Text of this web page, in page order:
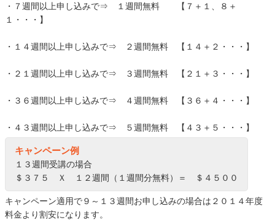
・７週間以上申し込みで⇒ １週間無料 【７＋１、８＋
１・・・】
・１４週間以上申し込みで⇒ ２週間無料 【１４＋２・・・】
・２１週間以上申し込みで⇒ ３週間無料 【２１＋３・・・】
・３６週間以上申し込みで⇒ ４週間無料 【３６＋４・・・】
・４３週間以上申し込みで⇒ ５週間無料 【４３＋５・・・】
キャンペーン例
１３週間受講の場合
＄３７５ Ｘ １２週間（１週間分無料）＝ ＄４５００
キャンペーン適用で９～１３週間お申し込みの場合は２０１４年度
料金より割安になります。